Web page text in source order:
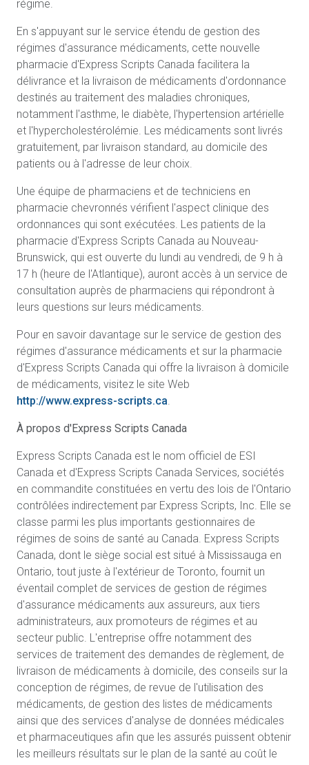
régime.
En s'appuyant sur le service étendu de gestion des
régimes d'assurance médicaments, cette nouvelle
pharmacie d'Express Scripts Canada facilitera la
délivrance et la livraison de médicaments d'ordonnance
destinés au traitement des maladies chroniques,
notamment l'asthme, le diabète, l'hypertension artérielle
et l'hypercholestérolémie. Les médicaments sont livrés
gratuitement, par livraison standard, au domicile des
patients ou à l'adresse de leur choix.
Une équipe de pharmaciens et de techniciens en
pharmacie chevronnés vérifient l'aspect clinique des
ordonnances qui sont exécutées. Les patients de la
pharmacie d'Express Scripts Canada au Nouveau-
Brunswick, qui est ouverte du lundi au vendredi, de 9 h à
17 h (heure de l'Atlantique), auront accès à un service de
consultation auprès de pharmaciens qui répondront à
leurs questions sur leurs médicaments.
Pour en savoir davantage sur le service de gestion des
régimes d'assurance médicaments et sur la pharmacie
d'Express Scripts Canada qui offre la livraison à domicile
de médicaments, visitez le site Web
http://www.express-scripts.ca.
À propos d'Express Scripts Canada
Express Scripts Canada est le nom officiel de ESI
Canada et d'Express Scripts Canada Services, sociétés
en commandite constituées en vertu des lois de l'Ontario
contrôlées indirectement par Express Scripts, Inc. Elle se
classe parmi les plus importants gestionnaires de
régimes de soins de santé au Canada. Express Scripts
Canada, dont le siège social est situé à Mississauga en
Ontario, tout juste à l'extérieur de Toronto, fournit un
éventail complet de services de gestion de régimes
d'assurance médicaments aux assureurs, aux tiers
administrateurs, aux promoteurs de régimes et au
secteur public. L'entreprise offre notamment des
services de traitement des demandes de règlement, de
livraison de médicaments à domicile, des conseils sur la
conception de régimes, de revue de l'utilisation des
médicaments, de gestion des listes de médicaments
ainsi que des services d'analyse de données médicales
et pharmaceutiques afin que les assurés puissent obtenir
les meilleurs résultats sur le plan de la santé au coût le